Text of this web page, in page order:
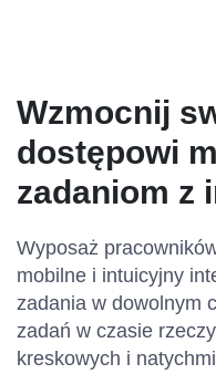
Wzmocnij
dostępowi
zadaniom z
Wyposaż
mobilne i intuicyjny
zadania w dowolnym
zadań w czasie
kreskowych i